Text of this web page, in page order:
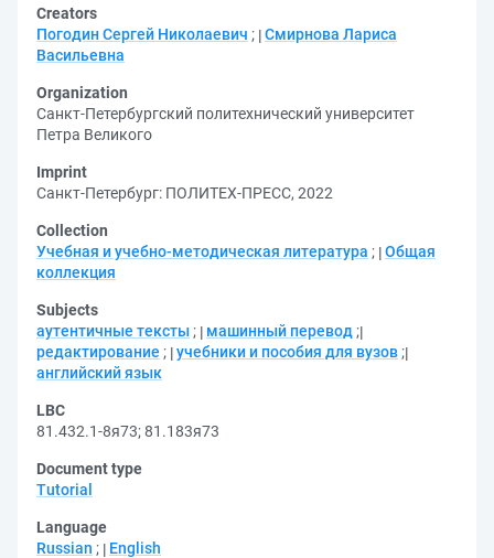
Creators
Погодин Сергей Николаевич ; Смирнова Лариса
Васильевна
Organization
Санкт-Петербургский политехнический университет
Петра Великого
Imprint
Санкт-Петербург: ПОЛИТЕХ-ПРЕСС, 2022
Collection
Учебная и учебно-методическая литература ; Общая
коллекция
Subjects
аутентичные тексты ; машинный перевод ;
редактирование ; учебники и пособия для вузов ;
английский язык
LBC
81.432.1-8я73;81.183я73
Document type
Tutorial
Language
Russian ; English